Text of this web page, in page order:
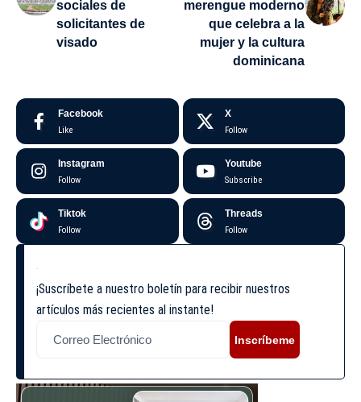
sociales de
solicitantes de
visado
merengue moderno
que celebra a la
mujer y la cultura
dominicana
Facebook
Like
X
Follow
Instagram
Follow
Youtube
Subscribe
Tiktok
Follow
Threads
Follow
¡Suscríbete a nuestro boletín para recibir nuestros
artículos más recientes al instante!
Inscríbeme